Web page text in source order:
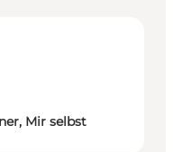
Mir selbst